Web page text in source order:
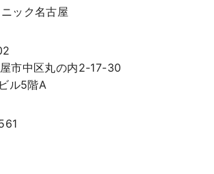
ック名古屋
市中区丸の内2-17-30
ル5階A